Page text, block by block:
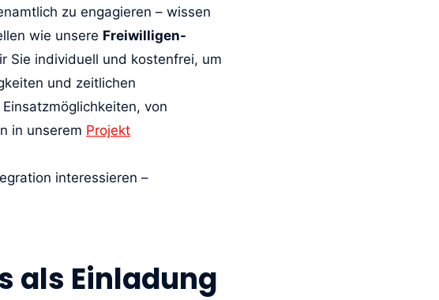
zu engagieren – wissen
wie unsere Freiwilligen-
Sie individuell und kostenfrei, um
und zeitlichen
von
in unserem Projekt
interessieren –
als Einladung